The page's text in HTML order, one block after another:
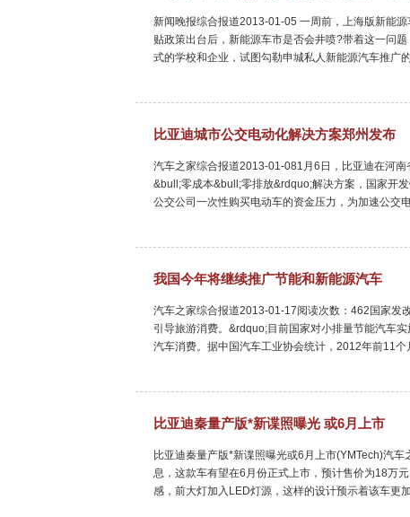
新闻晚报综合报道2013-01-05 一周前，上海版新能
贴政策出台后，新能源车市是否会井喷?带着这一问
式的学校和企业，试图勾勒申城私人新能源汽车推广
比亚迪城市公交电动化解决方案郑州发布
汽车之家综合报道2013-01-081月6日，比亚迪在河
&bull;零成本&bull;零排放&rdquo;解决方案，国家开
公交公司一次性购买电动车的资金压力，为加速公交
我国今年将继续推广节能和新能源汽车
汽车之家综合报道2013-01-17阅读次数：462国家发
引导旅游消费。&rdquo;目前国家对小排量节能汽车
汽车消费。据中国汽车工业协会统计，2012年前11
比亚迪秦量产版*新谍照曝光 或6月上市
比亚迪秦量产版*新谍照曝光或6月上市(YMTech)汽
息，这款车有望在6月份正式上市，预计售价为18万
感，前大灯加入LED灯源，这样的设计预示着该车更